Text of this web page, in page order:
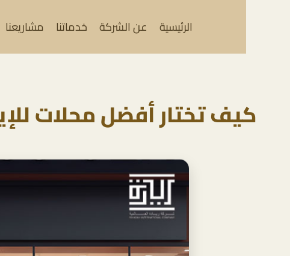
الرئيسية عن الشركة خدماتنا مشاريعنا
كيف تختار أفضل محلات